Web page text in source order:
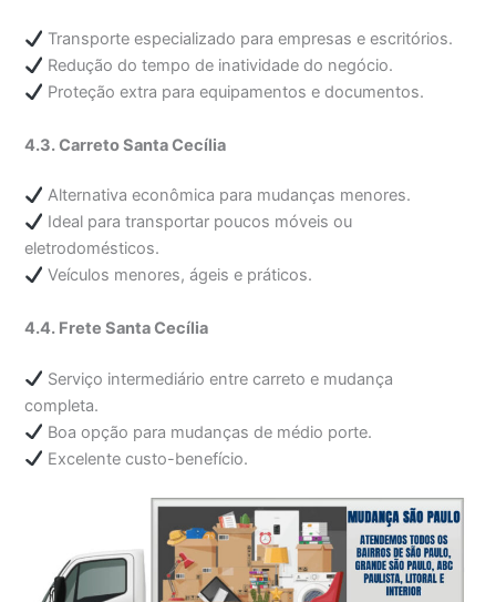
Transporte especializado para empresas e escritórios.
Redução do tempo de inatividade do negócio.
Proteção extra para equipamentos e documentos.
4.3. Carreto Santa Cecília
Alternativa econômica para mudanças menores.
Ideal para transportar poucos móveis ou
eletrodomésticos.
Veículos menores, ágeis e práticos.
4.4. Frete Santa Cecília
Serviço intermediário entre carreto e mudança
completa.
Boa opção para mudanças de médio porte.
Excelente custo-benefício.